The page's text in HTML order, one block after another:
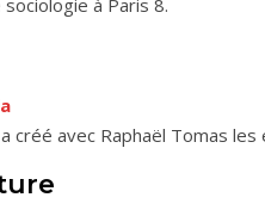
à Paris 8.
créé avec Raphaël Tomas les